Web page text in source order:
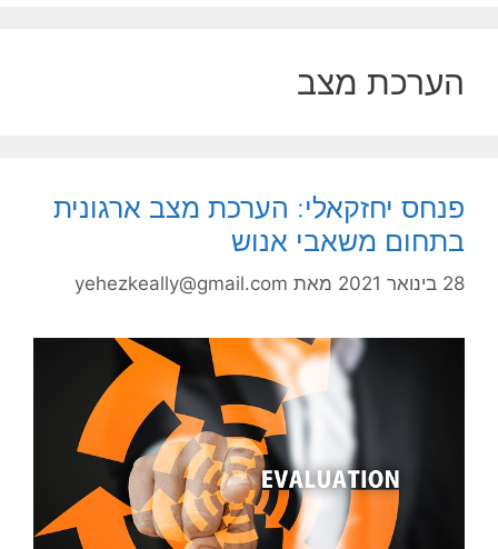
הערכת מצב
פנחס יחזקאלי: הערכת מצב ארגונית
בתחום משאבי אנוש
28 בינואר 2021 מאת yehezkeally@gmail.com